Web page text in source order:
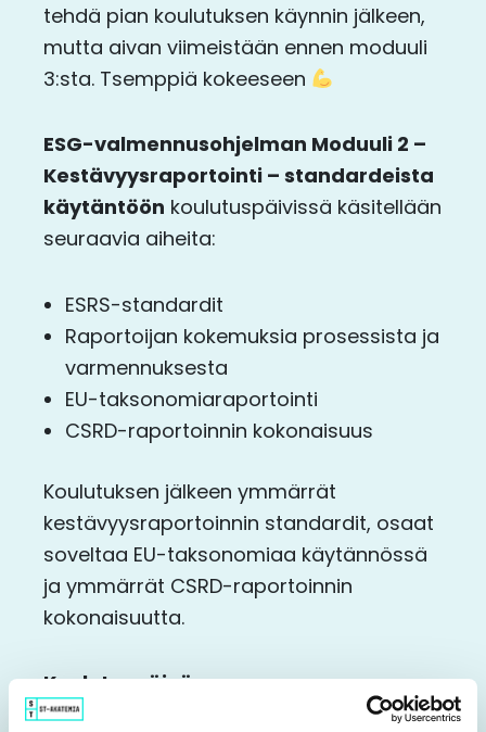
tehdä pian koulutuksen käynnin jälkeen,
mutta aivan viimeistään ennen moduuli
3:sta. Tsemppiä kokeeseen
ESG-valmennusohjelman Moduuli 2 –
Kestävyysraportointi – standardeista
käytäntöön koulutuspäivissä käsitellään
seuraavia aiheita:
ESRS-standardit
Raportoijan kokemuksia prosessista ja
varmennuksesta
EU-taksonomiaraportointi
CSRD-raportoinnin kokonaisuus
Koulutuksen jälkeen ymmärrät
kestävyysraportoinnin standardit, osaat
soveltaa EU-taksonomiaa käytännössä
ja ymmärrät CSRD-raportoinnin
kokonaisuutta.
Koulutuspäivä